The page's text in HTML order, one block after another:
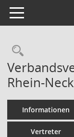
Toggle navigation
Rhein-
Informationen
Vertreter